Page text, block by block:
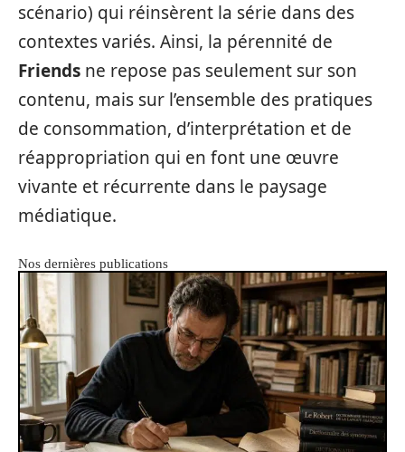
scénario) qui réinsèrent la série dans des
contextes variés. Ainsi, la pérennité de
Friends ne repose pas seulement sur son
contenu, mais sur l’ensemble des pratiques
de consommation, d’interprétation et de
réappropriation qui en font une œuvre
vivante et récurrente dans le paysage
médiatique.
Nos dernières publications